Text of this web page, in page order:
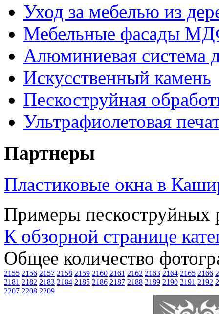
Уход за мебелью из
Мебельные фасады
Алюминиевая система
Искусственный камень
Пескоструйная
Ультрафиолетовая
Партнеры
Пластиковые окна в
Примеры пескоструйных
К обзорной странице
Общее количество
2155 2156 2157 2158 2159 2160 2161 2162 2163 2164 2165 2166
2181 2182 2183 2184 2185 2186 2187 2188 2189 2190 2191 2192
2207 2208 2209